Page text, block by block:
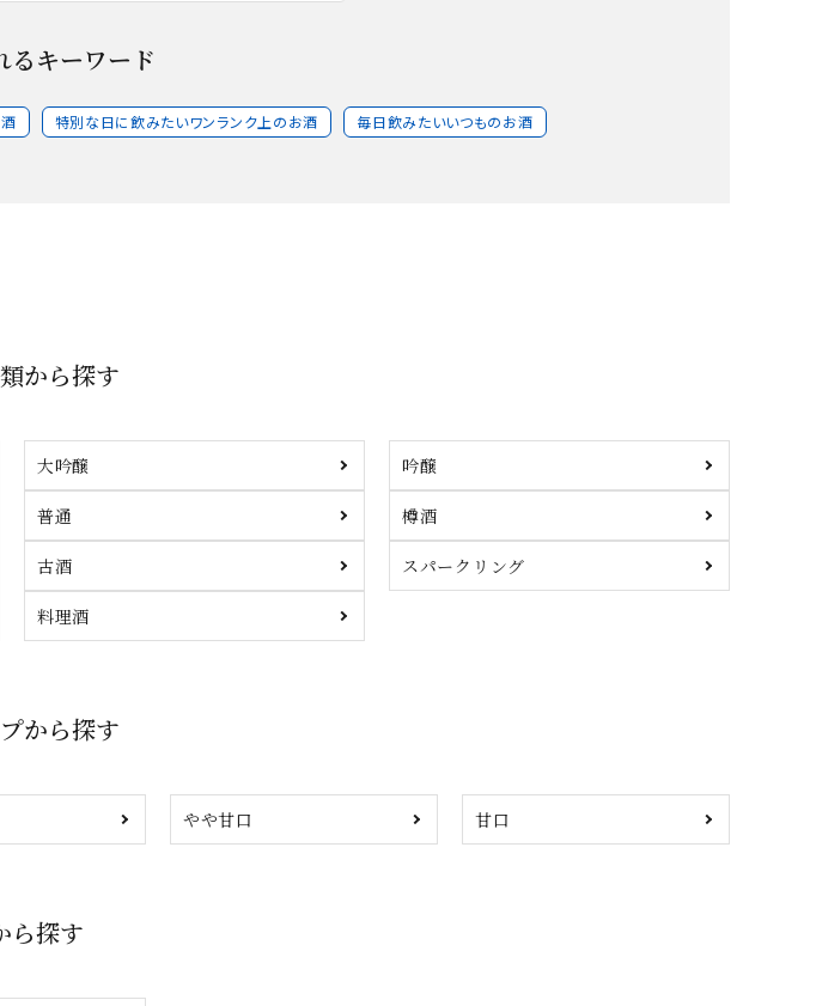
るキーワード
特別な日に飲みたいワンランク上のお酒 毎日飲みたいいつものお酒
から探す
大吟醸 吟醸
普通 樽酒
古酒 スパークリング
料理酒
から探す
やや甘口 甘口
ら探す